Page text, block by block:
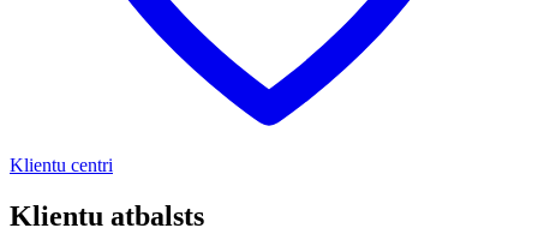
Klientu centri
Klientu atbalsts